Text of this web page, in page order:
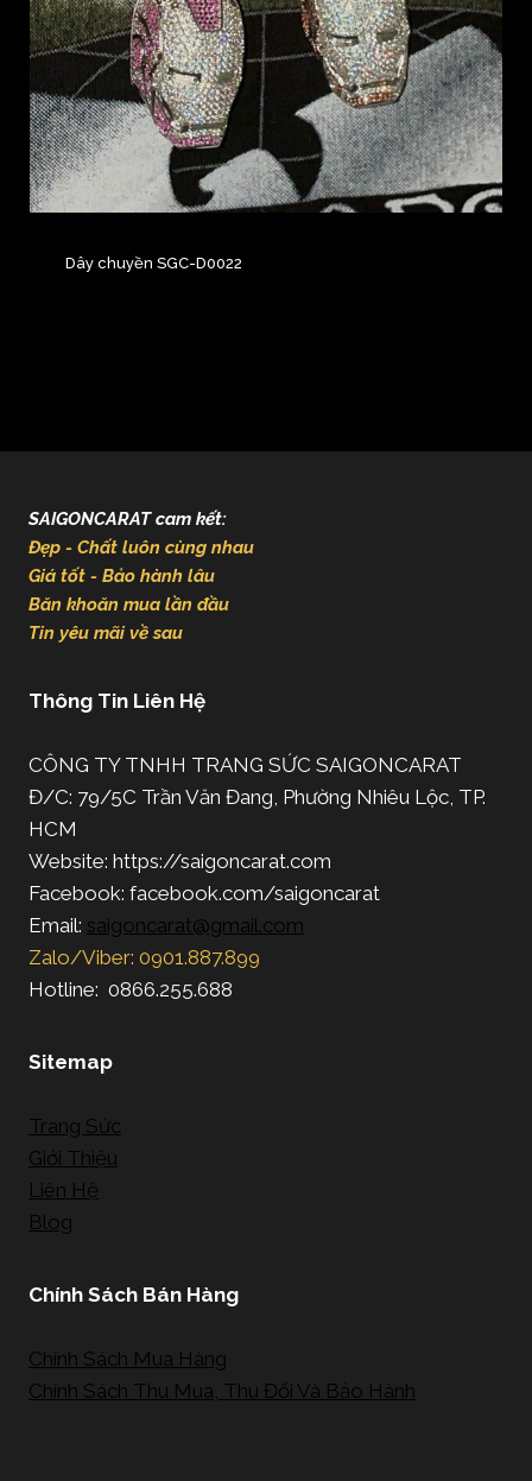
Dây chuyền SGC-D0022
SAIGONCARAT cam kết:
Đẹp - Chất luôn cùng nhau
Giá tốt - Bảo hành lâu
Băn khoăn mua lần đầu
Tin yêu mãi về sau
Thông Tin Liên Hệ
CÔNG TY TNHH TRANG SỨC SAIGONCARAT
Đ/C: 79/5C Trần Văn Đang, Phường Nhiêu Lộc, TP.
HCM
Website: https://saigoncarat.com
Facebook: facebook.com/saigoncarat
Email: saigoncarat@gmail.com
Zalo/Viber: 0901.887.899
Hotline: 0866.255.688
Sitemap
Trang Sức
Giới Thiệu
Liên Hệ
Blog
Chính Sách Bán Hàng
Chính Sách Mua Hàng
Chính Sách Thu Mua, Thu Đổi Và Bảo Hành